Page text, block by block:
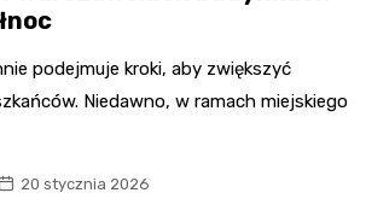
podejmuje kroki, aby zwiększyć
Niedawno, w ramach miejskiego
20 stycznia 2026